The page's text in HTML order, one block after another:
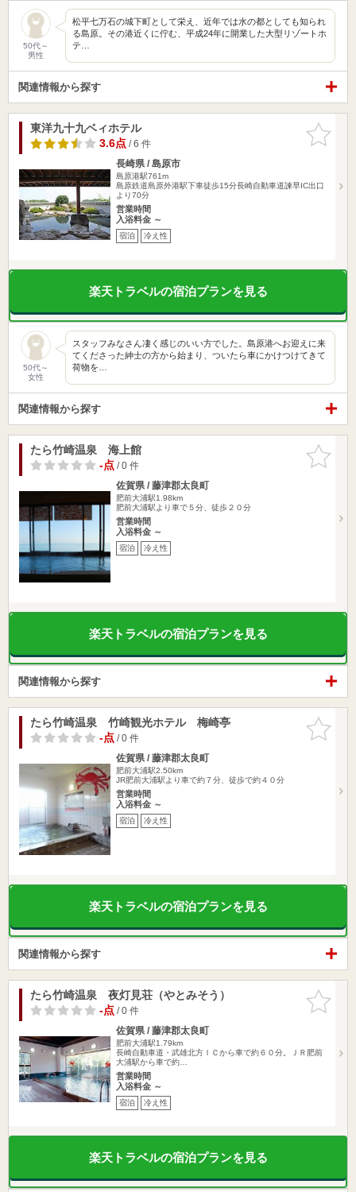
50代～
男性
松平七万石の城下町として栄え、近年では水の都としても知られ
る島原。その港近くに佇む、平成24年に開業した大型リゾートホ
テ…
関連情報から探す
お気に入
りに追加
東洋九十九ベィホテル
3.6点/ 6 件
長崎県 / 島原市
島原港駅761m
島原鉄道島原外港駅下車徒歩15分長崎自動車道諫早IC出口
より70分
営業時間
入浴料金 ～
宿泊 冷え性
楽天トラベルの宿泊プランを見る
50代～
女性
スタッフみなさん凄く感じのいい方でした。島原港へお迎えに来
てくださった紳士の方から始まり、ついたら車にかけつけてきて
荷物を…
関連情報から探す
お気に入
りに追加
たら竹崎温泉 海上館
-点/ 0 件
佐賀県 / 藤津郡太良町
肥前大浦駅1.98km
肥前大浦駅より車で５分、徒歩２０分
営業時間
入浴料金 ～
宿泊 冷え性
楽天トラベルの宿泊プランを見る
関連情報から探す
お気に入
りに追加
たら竹崎温泉 竹崎観光ホテル 梅崎亭
-点/ 0 件
佐賀県 / 藤津郡太良町
肥前大浦駅2.50km
JR肥前大浦駅より車で約７分、徒歩で約４０分
営業時間
入浴料金 ～
宿泊 冷え性
楽天トラベルの宿泊プランを見る
関連情報から探す
お気に入
りに追加
たら竹崎温泉 夜灯見荘（やとみそう）
-点/ 0 件
佐賀県 / 藤津郡太良町
肥前大浦駅1.79km
長崎自動車道・武雄北方ＩＣから車で約６０分。ＪＲ肥前
大浦駅から車で約…
営業時間
入浴料金 ～
宿泊 冷え性
楽天トラベルの宿泊プランを見る